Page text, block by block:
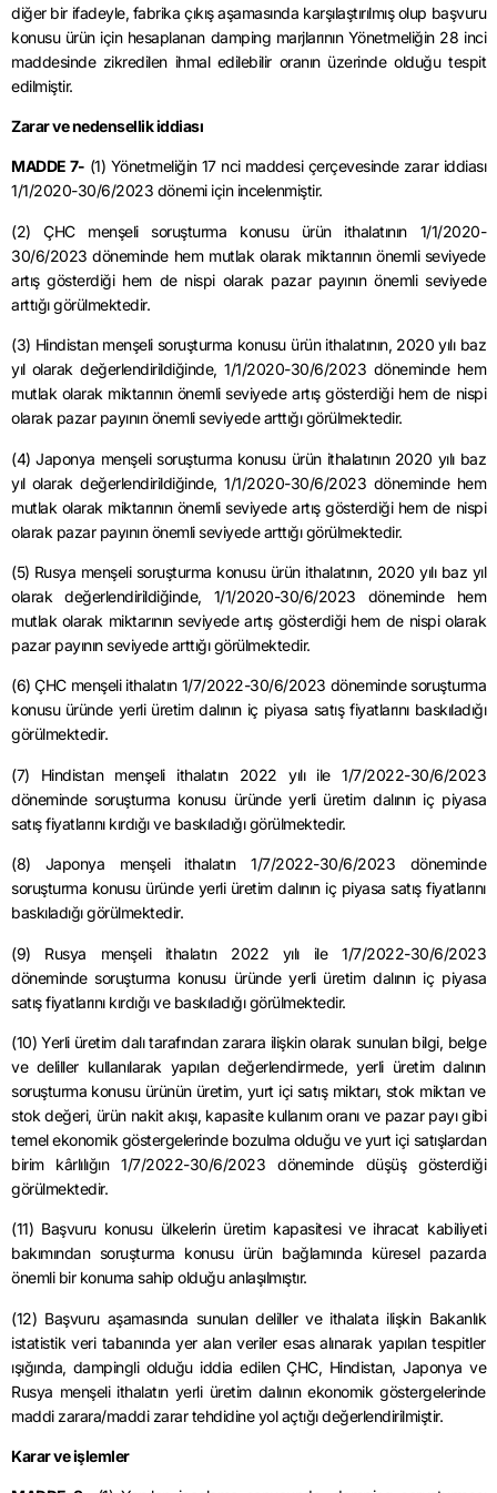
diğer bir ifadeyle, fabrika çıkış aşamasında karşılaştırılmış olup başvuru
konusu ürün için hesaplanan damping marjlarının Yönetmeliğin 28 inci
maddesinde zikredilen ihmal edilebilir oranın üzerinde olduğu tespit
edilmiştir.
Zarar ve nedensellik iddiası
MADDE 7- (1) Yönetmeliğin 17 nci maddesi çerçevesinde zarar iddiası
1/1/2020-30/6/2023 dönemi için incelenmiştir.
(2) ÇHC menşeli soruşturma konusu ürün ithalatının 1/1/2020-
30/6/2023 döneminde hem mutlak olarak miktarının önemli seviyede
artış gösterdiği hem de nispi olarak pazar payının önemli seviyede
arttığı görülmektedir.
(3) Hindistan menşeli soruşturma konusu ürün ithalatının, 2020 yılı baz
yıl olarak değerlendirildiğinde, 1/1/2020-30/6/2023 döneminde hem
mutlak olarak miktarının önemli seviyede artış gösterdiği hem de nispi
olarak pazar payının önemli seviyede arttığı görülmektedir.
(4) Japonya menşeli soruşturma konusu ürün ithalatının 2020 yılı baz
yıl olarak değerlendirildiğinde, 1/1/2020-30/6/2023 döneminde hem
mutlak olarak miktarının önemli seviyede artış gösterdiği hem de nispi
olarak pazar payının önemli seviyede arttığı görülmektedir.
(5) Rusya menşeli soruşturma konusu ürün ithalatının, 2020 yılı baz yıl
olarak değerlendirildiğinde, 1/1/2020-30/6/2023 döneminde hem
mutlak olarak miktarının seviyede artış gösterdiği hem de nispi olarak
pazar payının seviyede arttığı görülmektedir.
(6) ÇHC menşeli ithalatın 1/7/2022-30/6/2023 döneminde soruşturma
konusu üründe yerli üretim dalının iç piyasa satış fiyatlarını baskıladığı
görülmektedir.
(7) Hindistan menşeli ithalatın 2022 yılı ile 1/7/2022-30/6/2023
döneminde soruşturma konusu üründe yerli üretim dalının iç piyasa
satış fiyatlarını kırdığı ve baskıladığı görülmektedir.
(8) Japonya menşeli ithalatın 1/7/2022-30/6/2023 döneminde
soruşturma konusu üründe yerli üretim dalının iç piyasa satış fiyatlarını
baskıladığı görülmektedir.
(9) Rusya menşeli ithalatın 2022 yılı ile 1/7/2022-30/6/2023
döneminde soruşturma konusu üründe yerli üretim dalının iç piyasa
satış fiyatlarını kırdığı ve baskıladığı görülmektedir.
(10) Yerli üretim dalı tarafından zarara ilişkin olarak sunulan bilgi, belge
ve deliller kullanılarak yapılan değerlendirmede, yerli üretim dalının
soruşturma konusu ürünün üretim, yurt içi satış miktarı, stok miktarı ve
stok değeri, ürün nakit akışı, kapasite kullanım oranı ve pazar payı gibi
temel ekonomik göstergelerinde bozulma olduğu ve yurt içi satışlardan
birim kârlılığın 1/7/2022-30/6/2023 döneminde düşüş gösterdiği
görülmektedir.
(11) Başvuru konusu ülkelerin üretim kapasitesi ve ihracat kabiliyeti
bakımından soruşturma konusu ürün bağlamında küresel pazarda
önemli bir konuma sahip olduğu anlaşılmıştır.
(12) Başvuru aşamasında sunulan deliller ve ithalata ilişkin Bakanlık
istatistik veri tabanında yer alan veriler esas alınarak yapılan tespitler
ışığında, dampingli olduğu iddia edilen ÇHC, Hindistan, Japonya ve
Rusya menşeli ithalatın yerli üretim dalının ekonomik göstergelerinde
maddi zarara/maddi zarar tehdidine yol açtığı değerlendirilmiştir.
Karar ve işlemler